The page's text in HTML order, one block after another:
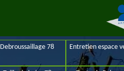
Debroussaillage 78 Entretien espace